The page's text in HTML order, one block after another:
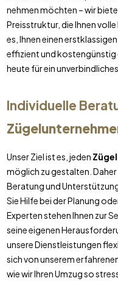
nehmen möchten – wir
Preisstruktur, die Ihnen
es, Ihnen einen
effizient und kostengünstig
heute für ein
Individuelle
Unser Ziel ist es, jeden
möglich zu gestalten.
Beratung und
Sie Hilfe bei der Planung
Experten stehen Ihnen zur
seine eigenen
unsere Dienstleistungen
sich von unserem
wie wir Ihren Umzug so